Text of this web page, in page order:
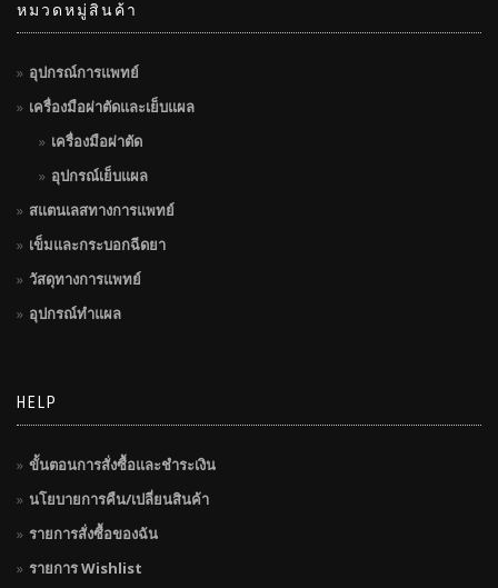
หมวดหมู่สินค้า
อุปกรณ์การแพทย์
เครื่องมือผ่าตัดและเย็บแผล
เครื่องมือผ่าตัด
อุปกรณ์เย็บแผล
สแตนเลสทางการแพทย์
เข็มและกระบอกฉีดยา
วัสดุทางการแพทย์
อุปกรณ์ทำแผล
HELP
ขั้นตอนการสั่งซื้อและชำระเงิน
นโยบายการคืน/เปลี่ยนสินค้า
รายการสั่งซื้อของฉัน
รายการ Wishlist